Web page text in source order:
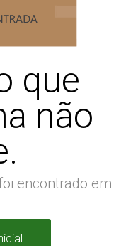
que
não
encontrado em